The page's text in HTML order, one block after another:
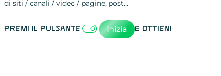
di siti / canali / video / pagine, post…
Premi il pulsante Inizia e ottieni